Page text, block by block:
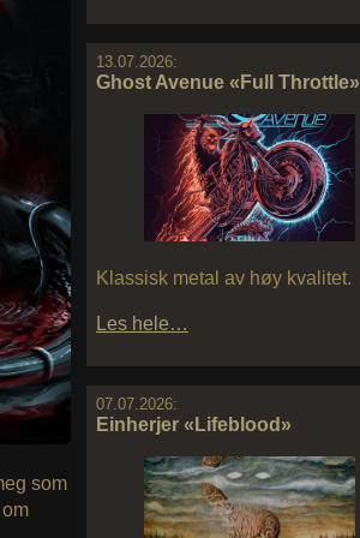
13.07.2026:
Ghost Avenue «Full Throttle»
Klassisk metal av høy kvalitet.
Les hele…
07.07.2026:
Einherjer «Lifeblood»
som